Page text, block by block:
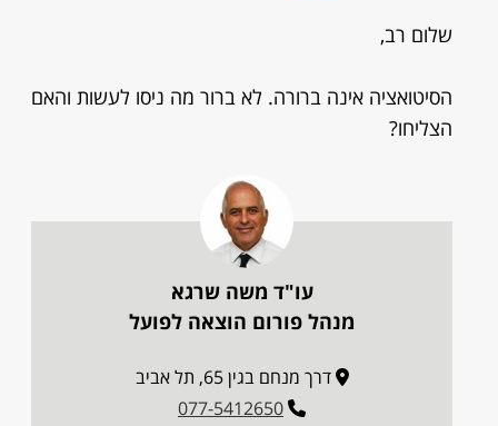
שלום רב,
הסיטואציה אינה ברורה. לא ברור מה ניסו לעשות והאם
הצליחו?
עו"ד משה שרגא
מנהל פורום הוצאה לפועל
דרך מנחם בגין 65, תל אביב
077-5412650